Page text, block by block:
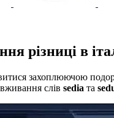
різниці в
захоплюючою
слів sedia та